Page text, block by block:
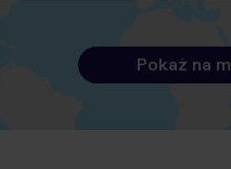
Pokaż na